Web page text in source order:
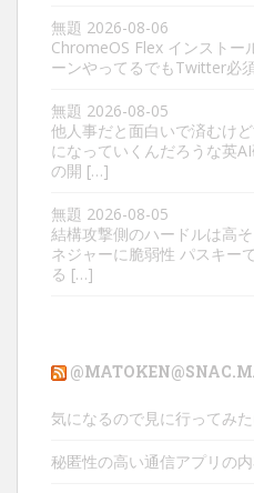
無題 2026-08-06
ChromeOS Flex インストー
ーンやってるでもTwitter必
無題 2026-08-05
他人事だと面白いで済むけ
になっていくんだろうな英
の開 […]
無題 2026-08-05
結構攻撃側のハードルは高
ネジャーに脆弱性 パスキー
る […]
気になるので見に行ってみ
秘匿性の高い通信アプリの